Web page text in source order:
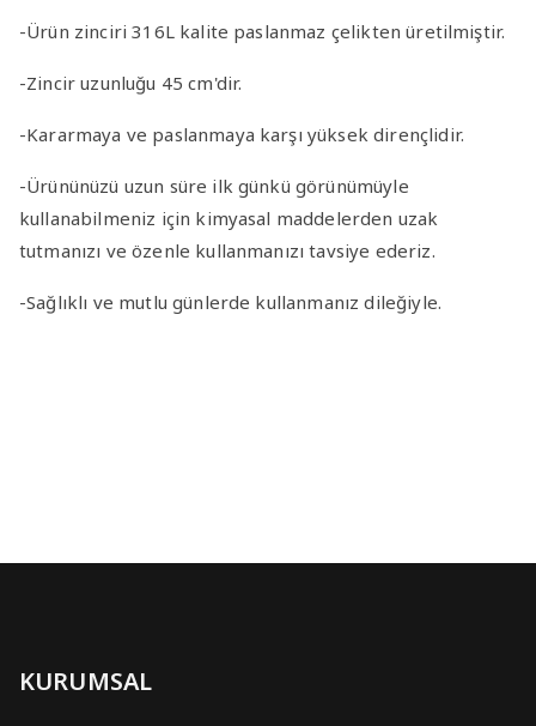
-Ürün zinciri 316L kalite paslanmaz çelikten üretilmiştir.
-Zincir uzunluğu 45 cm'dir.
-Kararmaya ve paslanmaya karşı yüksek dirençlidir.
-Ürününüzü uzun süre ilk günkü görünümüyle
kullanabilmeniz için kimyasal maddelerden uzak
tutmanızı ve özenle kullanmanızı tavsiye ederiz.
-Sağlıklı ve mutlu günlerde kullanmanız dileğiyle.
KURUMSAL